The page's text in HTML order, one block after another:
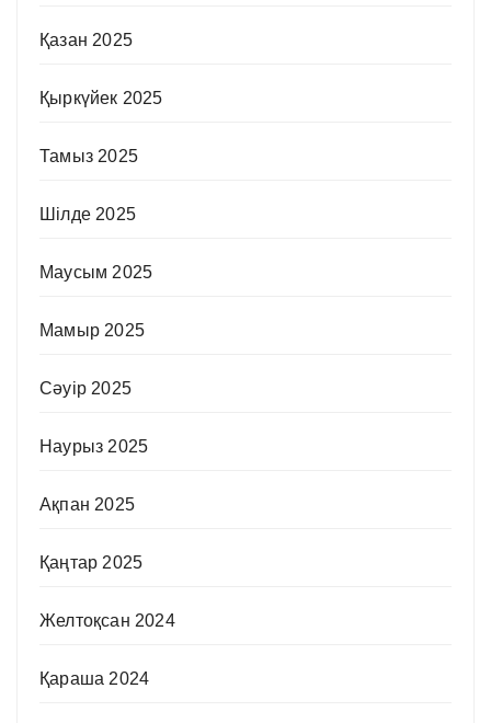
Қазан 2025
Қыркүйек 2025
Тамыз 2025
Шілде 2025
Маусым 2025
Мамыр 2025
Сәуір 2025
Наурыз 2025
Ақпан 2025
Қаңтар 2025
Желтоқсан 2024
Қараша 2024